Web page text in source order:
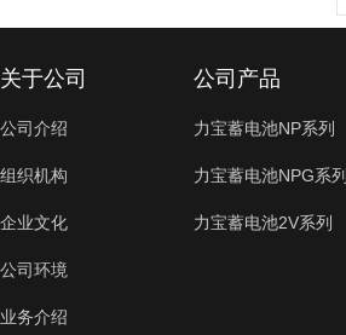
关于公司
公司介绍
组织机构
企业文化
公司环境
业务介绍
公司产品
力宝蓄电池NP系列
力宝蓄电池NPG系列
力宝蓄电池2V系列